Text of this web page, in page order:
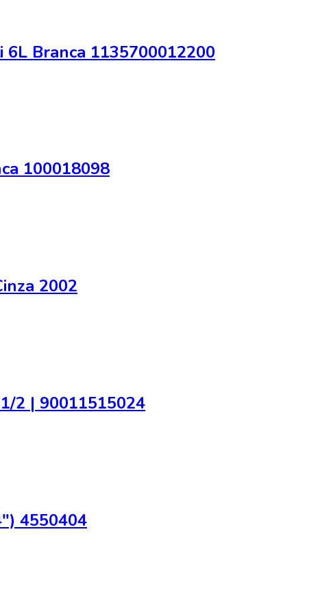
Branca 1135700012200
100018098
2002
2 | 90011515024
4550404